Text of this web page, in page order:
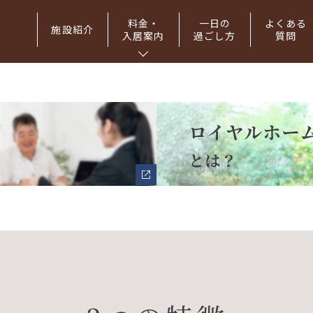
施設紹介
料金・
入居案内
一日の
過ごし方
よくある
質問